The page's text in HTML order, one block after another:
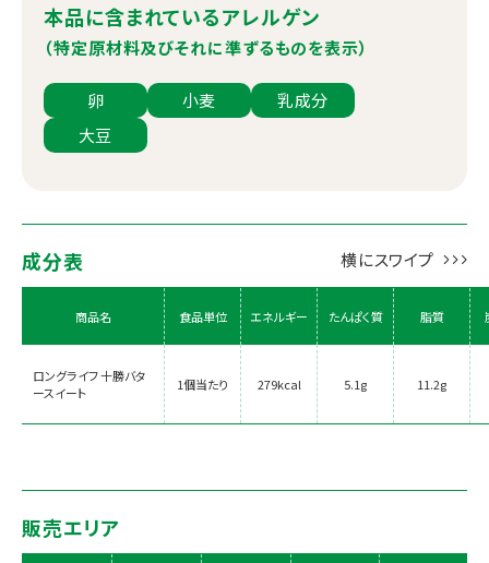
本品に含まれているアレルゲン
（特定原材料及びそれに準ずるものを表示）
卵 小麦
乳成分
大豆
成分表
商品名 食品単位 エネルギー たんぱく質 脂質
ロングライフ 十勝バタ
ースイート
1個当たり 279kcal 5.1g 11.2g
販売エリア